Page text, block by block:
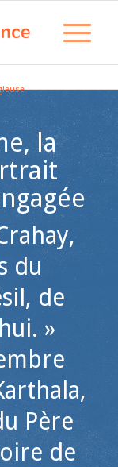
la
du
de
»
Père
de